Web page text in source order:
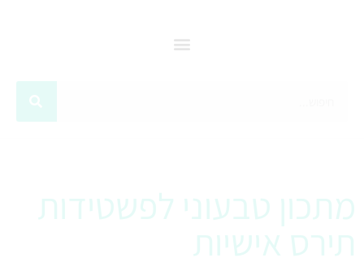
מתכון טבעוני לפשטידות
תירס אישיות